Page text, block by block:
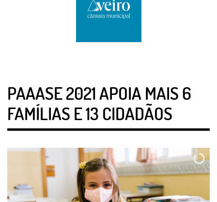
PAAASE 2021 APOIA MAIS 6
FAMÍLIAS E 13 CIDADÃOS